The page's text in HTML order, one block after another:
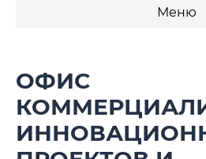
Меню
документации
Управление науки и
Подготовка кадров
ОФИС